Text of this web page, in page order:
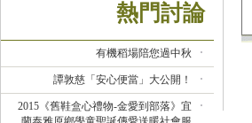
熱門討論
有機稻場陪您過中秋
譚敦慈「安心便當」大公開！
2015《舊鞋盒心禮物-金愛到部落》宜